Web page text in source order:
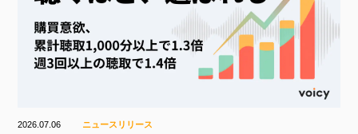
2026.07.06 ニュースリリース